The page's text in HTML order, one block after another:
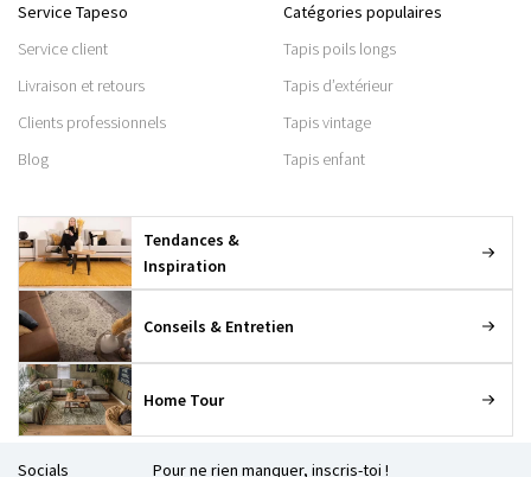
Service Tapeso
Service client
Livraison et retours
Clients professionnels
Blog
Catégories populaires
Tapis poils longs
Tapis d’extérieur
Tapis vintage
Tapis enfant
Tendances &
Inspiration
Conseils & Entretien
Home Tour
Socials Pour ne rien manquer, inscris-toi !